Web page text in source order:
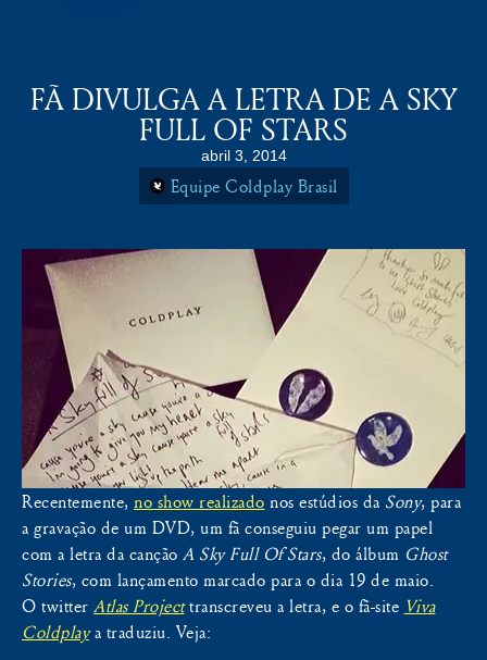
FÃ DIVULGA A LETRA DE A SKY
FULL OF STARS
abril 3, 2014
Equipe Coldplay Brasil
Recentemente, no show realizado nos estúdios da Sony, para
a gravação de um DVD, um fã conseguiu pegar um papel
com a letra da canção A Sky Full Of Stars, do álbum Ghost
Stories, com lançamento marcado para o dia 19 de maio.
O twitter Atlas Projecttranscreveu a letra, e o fã-site Viva
Coldplaya traduziu. Veja: